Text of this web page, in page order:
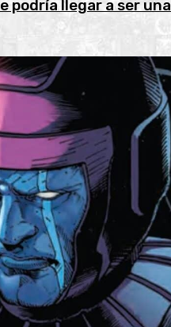
podría llegar a ser una